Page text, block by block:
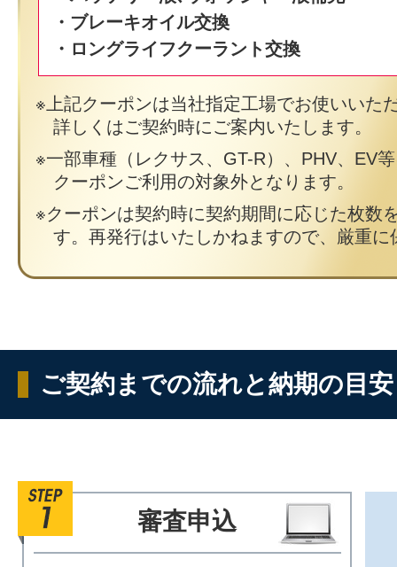
・ブレーキオイル交換
・ロングライフクーラント交換
上記クーポンは当社指定工場でお使いいた
詳しくはご契約時にご案内いたします。
一部車種（レクサス、GT-R）、PHV、EV
クーポンご利用の対象外となります。
クーポンは契約時に契約期間に応じた枚数
す。再発行はいたしかねますので、厳重に
ご契約までの流れと納期の目安
審査申込